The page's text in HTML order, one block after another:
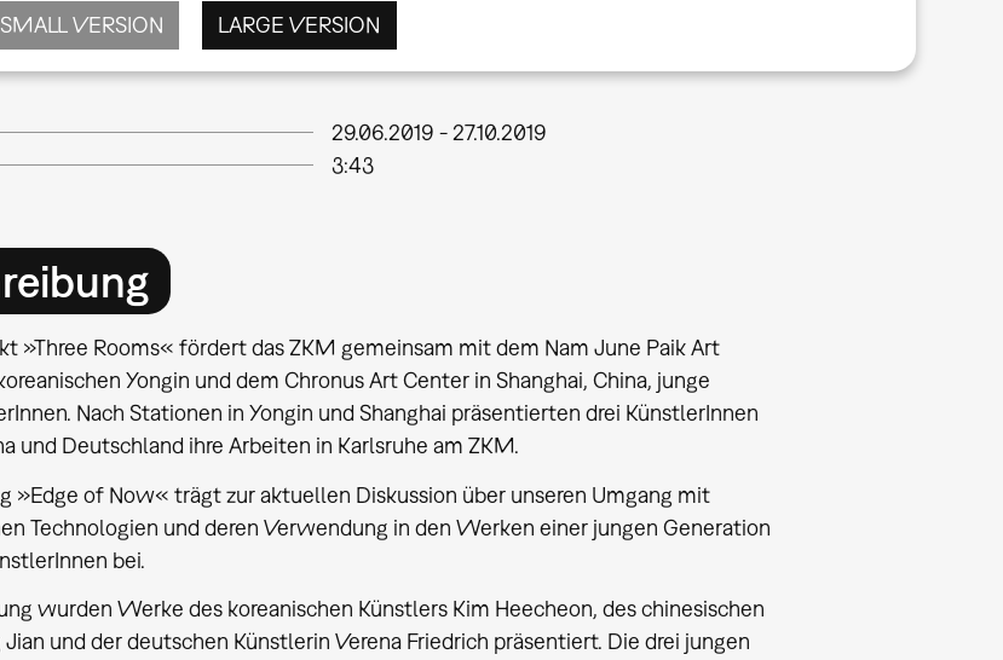
SMALL VERSION LARGE VERSION
29.06.2019 - 27.10.2019
3:43
»Three Rooms« fördert das ZKM gemeinsam mit dem Nam June Paik Art
Yongin und dem Chronus Art Center in Shanghai, China, junge
Nach Stationen in Yongin und Shanghai präsentierten drei KünstlerInnen
und Deutschland ihre Arbeiten in Karlsruhe am ZKM.
»Edge of Now« trägt zur aktuellen Diskussion über unseren Umgang mit
Technologien und deren Verwendung in den Werken einer jungen Generation
bei.
wurden Werke des koreanischen Künstlers Kim Heecheon, des chinesischen
Jian und der deutschen Künstlerin Verena Friedrich präsentiert. Die drei jungen